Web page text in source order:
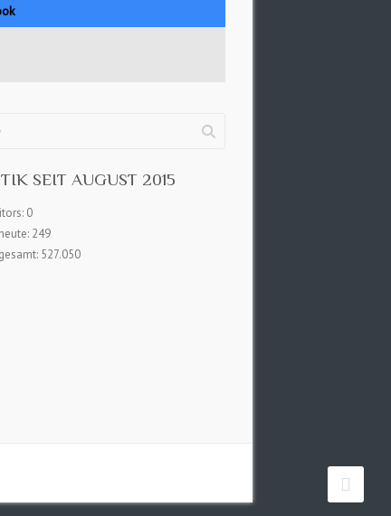
SEIT AUGUST 2015
0
249
527.050